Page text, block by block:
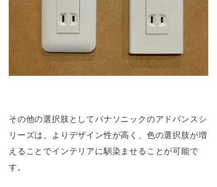
その他の選択肢としてパナソニックのアドバンスシ
リーズは、よりデザイン性が高く、色の選択肢が増
えることでインテリアに馴染ませることが可能で
す。